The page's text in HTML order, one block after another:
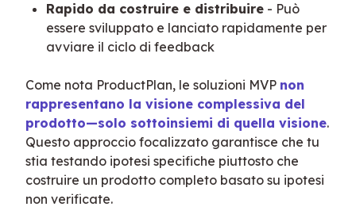
Rapido da costruire e distribuire - Può
essere sviluppato e lanciato rapidamente per
avviare il ciclo di feedback
Come nota ProductPlan, le soluzioni MVP non
rappresentano la visione complessiva del
prodotto—solo sottoinsiemi di quella visione.
Questo approccio focalizzato garantisce che tu
stia testando ipotesi specifiche piuttosto che
costruire un prodotto completo basato su ipotesi
non verificate.